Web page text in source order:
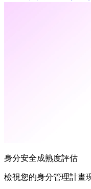
身分安全成熟度評估
檢視您的身分管理計畫